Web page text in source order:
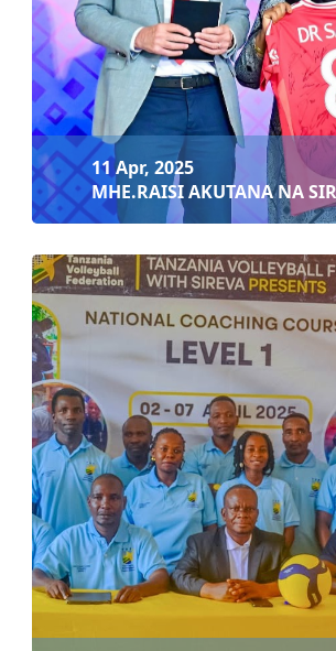
11 Apr, 2025
MHE.RAISI AKUTANA NA SIR JIM
Soma zaidi
11 Apr, 2025
MHE.RAISI AKUTANA NA